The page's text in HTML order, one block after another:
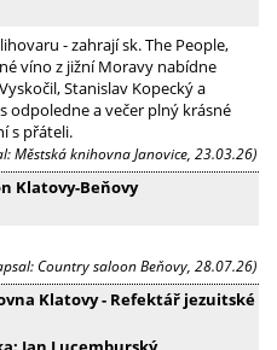
- zahrají sk. The People,
víno z jižní Moravy nabídne
Stanislav Kopecký a
odpoledne a večer plný krásné
s přáteli.
Městská knihovna Janovice, 23.03.26)
Klatovy-Beňovy
Country saloon Beňovy, 28.07.26)
Klatovy - Refektář jezuitské